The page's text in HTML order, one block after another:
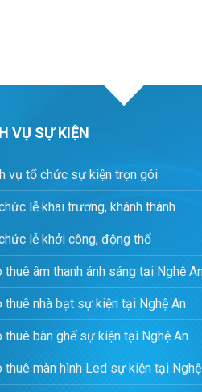
VỤ SỰ KIỆN
vụ tổ chức sự kiện trọn gói
lễ khai trương, khánh thành
lễ khởi công, động thổ
thuê âm thanh ánh sáng tại Nghệ
thuê nhà bạt sự kiện tại Nghệ An
thuê bàn ghế sự kiện tại Nghệ An
thuê màn hình Led sự kiện tại